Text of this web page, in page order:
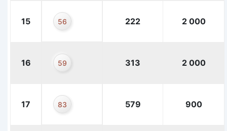
15 56 222 2 000
16 59 313 2 000
17 83 579 900